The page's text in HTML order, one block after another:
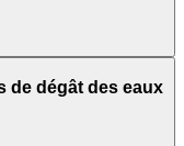
de dégât des eaux